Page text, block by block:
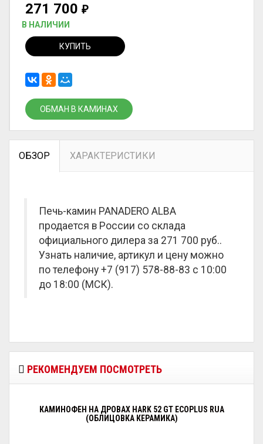
271 700 ₽
В НАЛИЧИИ
КУПИТЬ
ОБМАН В КАМИНАХ
ОБЗОР ХАРАКТЕРИСТИКИ
Печь-камин PANADERO ALBA
продается в России со склада
официального дилера за 271 700 руб..
Узнать наличие, артикул и цену можно
по телефону +7 (917) 578-88-83 с 10:00
до 18:00 (МСК).
РЕКОМЕНДУЕМ ПОСМОТРЕТЬ
КАМИНОФЕН НА ДРОВАХ HARK 52 GT ECOPLUS RUA
(ОБЛИЦОВКА КЕРАМИКА)